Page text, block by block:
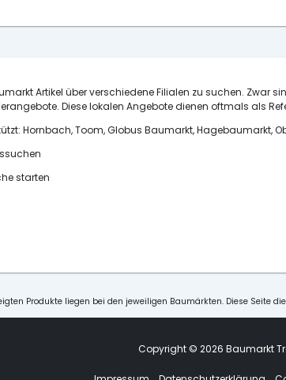
Artikel über verschiedene Filialen zu suchen. Zwar
Diese lokalen Angebote dienen oftmals als
Hornbach, Toom, Globus Baumarkt, Hagebaumarkt,
starten
Produkte liegen bei den jeweiligen Baumärkten. Diese Seite
Copyright © 2026 Baumarkt